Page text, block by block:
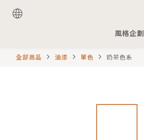
風格企劃
全部商品 油漆 單色 奶茶色系